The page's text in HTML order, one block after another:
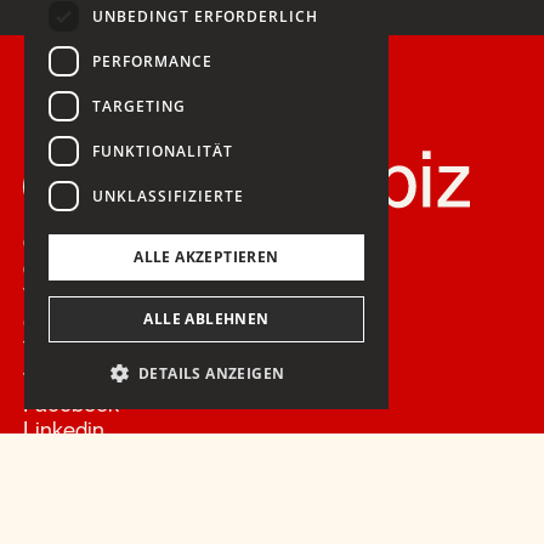
Christian
Gartmann AG
Via Quadrellas 17
CH-7500 St. Moritz
T +41 79 355 78 78
welcome@gartmann.biz
Facebook
Linkedin
UNBEDINGT ERFORDERLICH
PERFORMANCE
TARGETING
FUNKTIONALITÄT
UNKLASSIFIZIERTE
ALLE AKZEPTIEREN
ALLE ABLEHNEN
DETAILS ANZEIGEN